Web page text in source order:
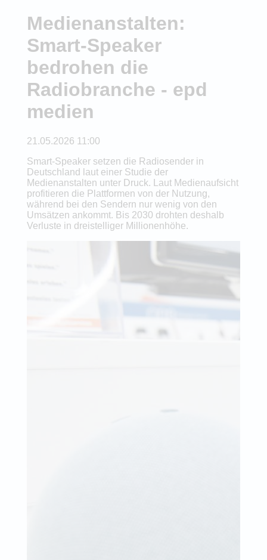
Medienanstalten:
Smart-Speaker
bedrohen die
Radiobranche - epd
medien
21.05.2026 11:00
Smart-Speaker setzen die Radiosender in
Deutschland laut einer Studie der
Medienanstalten unter Druck. Laut Medienaufsicht
profitieren die Plattformen von der Nutzung,
während bei den Sendern nur wenig von den
Umsätzen ankommt. Bis 2030 drohten deshalb
Verluste in dreistelliger Millionenhöhe.